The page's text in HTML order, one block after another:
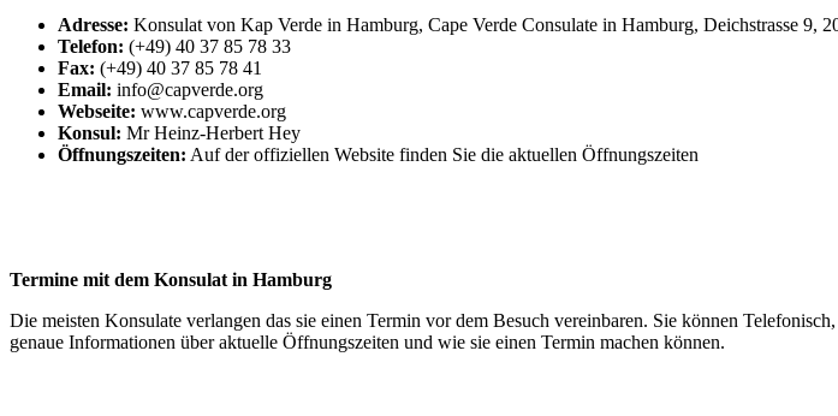
Adresse: Konsulat von Kap Verde in Hamburg, Cape Verde Consulate in Hamburg, Deichstrasse 9,
Telefon: (+49) 40 37 85 78 33
Fax: (+49) 40 37 85 78 41
Email: info@capverde.org
Webseite: www.capverde.org
Konsul: Mr Heinz-Herbert Hey
Öffnungszeiten: Auf der offiziellen Website finden Sie die aktuellen Öffnungszeiten
Termine mit dem Konsulat in Hamburg
Die meisten Konsulate verlangen das sie einen Termin vor dem Besuch vereinbaren. Sie können
genaue Informationen über aktuelle Öffnungszeiten und wie sie einen Termin machen können.